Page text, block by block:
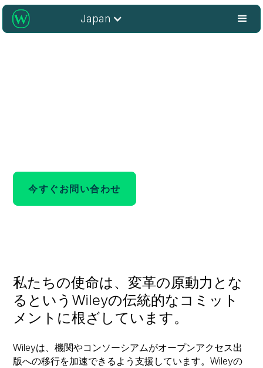
Japan
今すぐお問い合わせ
私たちの使命は、変革の原動力とな
るというWileyの伝統的なコミット
メントに根ざしています。
Wileyは、機関やコンソーシアムがオープンアクセス出
版への移行を加速できるよう支援しています。Wileyの